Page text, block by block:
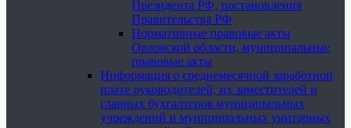
Президента РФ, постановления
Правительства РФ
Нормативные правовые акты
Орловской области, муниципальные
правовые акты
Информация о среднемесячной заработной
плате руководителей, их заместителей и
главных бухгалтеров муниципальных
учреждений и муниципальных унитарных